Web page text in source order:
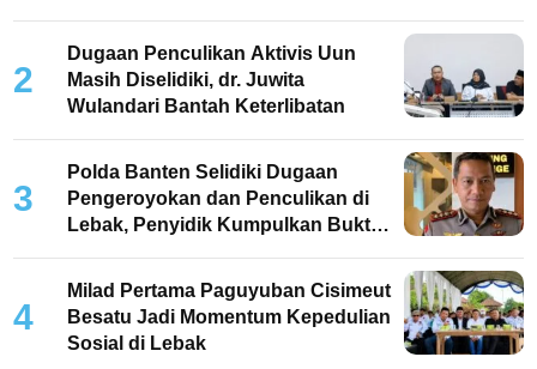
2
Dugaan Penculikan Aktivis Uun
Masih Diselidiki, dr. Juwita
Wulandari Bantah Keterlibatan
3
Polda Banten Selidiki Dugaan
Pengeroyokan dan Penculikan di
Lebak, Penyidik Kumpulkan Bukti
4
Milad Pertama Paguyuban Cisimeut
Besatu Jadi Momentum Kepedulian
Sosial di Lebak